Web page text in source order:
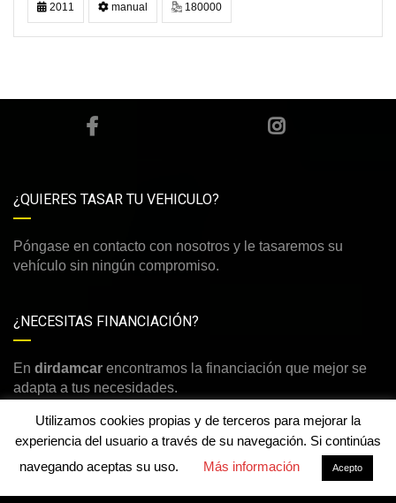
2011 manual 180000
¿QUIERES TASAR TU VEHICULO?
Póngase en contacto con nosotros y le tasaremos su
vehículo sin ningún compromiso.
¿NECESITAS FINANCIACIÓN?
En dirdamcar encontramos la financiación que mejor se
adapta a tus necesidades.
Utilizamos cookies propias y de terceros para mejorar la
experiencia del usuario a través de su navegación. Si continúas
navegando aceptas su uso.
Más información Acepto
💬 ¿Necesitas ayuda?